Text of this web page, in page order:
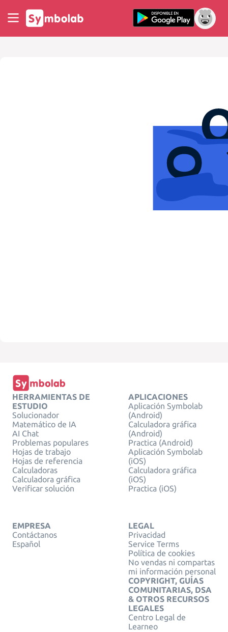
HERRAMIENTAS DE
ESTUDIO
Solucionador
Matemático de IA
AI Chat
Problemas populares
Hojas de trabajo
Hojas de referencia
Calculadoras
Calculadora gráfica
Verificar solución
APLICACIONES
Aplicación Symbolab
(Android)
Calculadora gráfica
(Android)
Practica (Android)
Aplicación Symbolab
(iOS)
Calculadora gráfica
(iOS)
Practica (iOS)
EMPRESA
Contáctanos
Español
LEGAL
Privacidad
Service Terms
Política de cookies
No vendas ni compartas
mi información personal
COPYRIGHT, GUÍAS
COMUNITARIAS, DSA
& OTROS RECURSOS
LEGALES
Centro Legal de
Learneo